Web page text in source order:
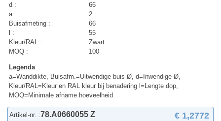
d :
66
a :
2
Buisafmeting :
66
l :
55
Kleur/RAL :
Zwart
MOQ :
100
Legenda
a=Wanddikte, Buisafm.=Uitwendige buis-Ø, d=Inwendige-Ø,
Kleur/RAL=Kleur en RAL kleur bij benadering l=Lengte dop,
MOQ=Minimale afname hoeveelheid
Artikel-nr. :78.A0660055 Z € 1,2772